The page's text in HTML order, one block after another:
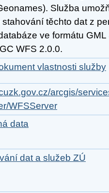
Služba
těchto dat z
ve formátu
WFS 2.0.0.
vlastnosti služby
arcgis/
WFSServer
data
dat a služeb ZÚ